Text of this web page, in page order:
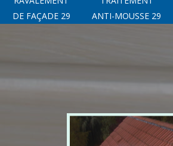
DE FAÇADE 29
ANTI-MOUSSE 29